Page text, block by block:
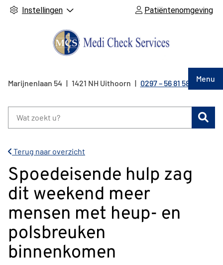
Instellingen Patiëntenomgeving
Menu
Marijnenlaan 54 1421 NH Uithoorn Tel:
0297 – 56 81 58
Terug naar overzicht
Spoedeisende hulp zag
dit weekend meer
mensen met heup- en
polsbreuken
binnenkomen